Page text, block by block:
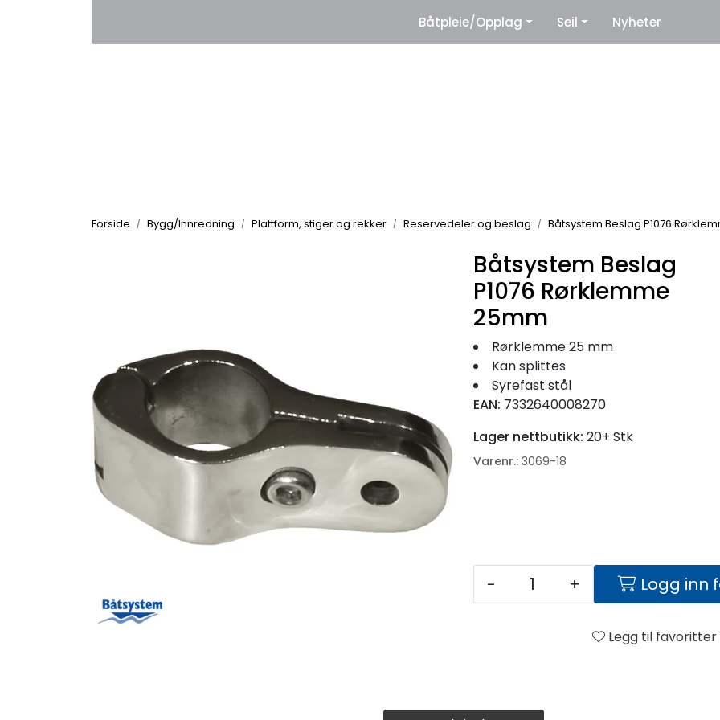
Leverandører
Båtpleie/Opplag Seil Nyheter
Forside Bygg/Innredning Plattform, stiger og rekker Reservedeler og beslag Båtsystem Beslag P1076
Båtsystem Beslag
P1076 Rørklemme
25mm
Rørklemme 25 mm
Kan splittes
Syrefast stål
EAN: 7332640008270
Lager nettbutikk: 20+ Stk
Varenr.: 3069-18
- + Logg inn
Legg til favoritter